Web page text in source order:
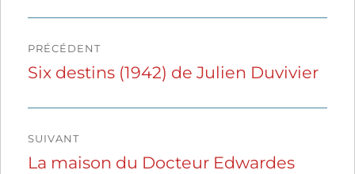
de
PRÉCÉDENT
Publication
Six destins (1942) de Julien Duvivier
SUIVANT
Publication
La maison du Docteur Edwardes